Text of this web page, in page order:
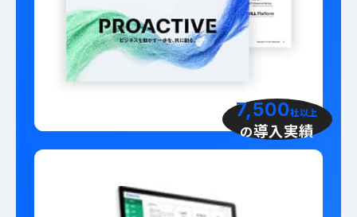
7,500社以上
の導入実績